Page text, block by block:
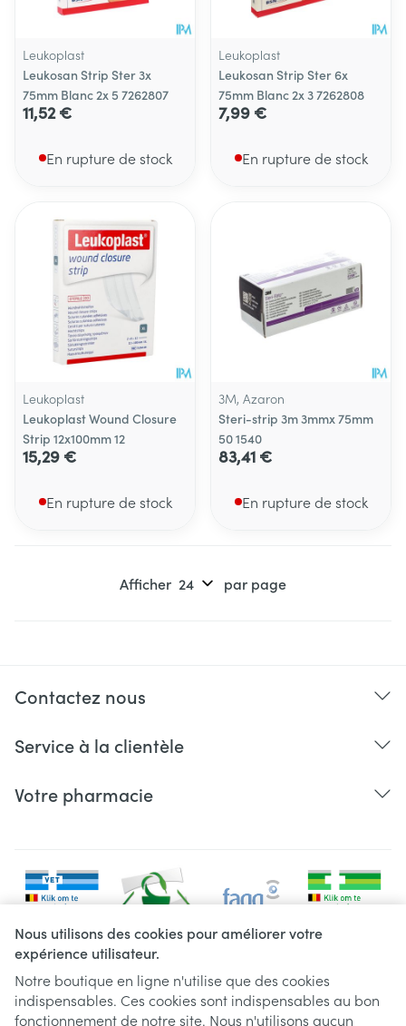
Nous utilisons des cookies pour améliorer votre
expérience utilisateur.
Notre boutique en ligne n'utilise que des cookies
indispensables. Ces cookies sont indispensables au bon
fonctionnement de notre site. Nous n'utilisons aucun
Leukoplast
Leukosan Strip Ster 3x
75mm Blanc 2x 5 7262807
11,52 €
En rupture de stock
Leukoplast
Leukosan Strip Ster 6x
75mm Blanc 2x 3 7262808
7,99 €
En rupture de stock
Leukoplast
Leukoplast Wound Closure
Strip 12x100mm 12
15,29 €
En rupture de stock
3M, Azaron
Steri-strip 3m 3mmx 75mm
50 1540
83,41 €
En rupture de stock
Afficher par page
Contactez nous
Service à la clientèle
Votre pharmacie
Liens légaux